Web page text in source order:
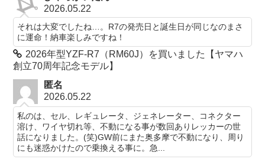
2026.05.22
それは大変でしたね…。R7の発売日と誕生日が同じなのまさ
に運命！納車楽しみですね！
2026年型YZF-R7（RM60J）を買いました【ヤマハ
創立70周年記念モデル】
匿名
2026.05.22
私のは、セル、レギュレータ、ジェネレーター、コネクター
溶け、ワイヤ切れ等、不動になる事が数回ありレッカーの世
話になりました。(笑)GW前にまた奥多摩で不動になり、周り
にも迷惑かけたので乗換える事に。急...